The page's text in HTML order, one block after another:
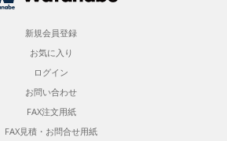
新規会員登録
お気に入り
ログイン
お問い合わせ
FAX注文用紙
FAX見積・お問合せ用紙